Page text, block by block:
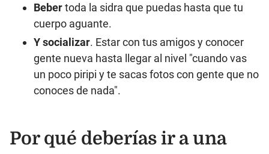
Bebertoda la sidra que puedas hasta que tu
cuerpo aguante.
Y socializar. Estar con tus amigos y conocer
gente nueva hasta llegar al nivel "cuando vas
un poco piripi y te sacas fotos con gente que no
conoces de nada".
Por qué deberías ir a una